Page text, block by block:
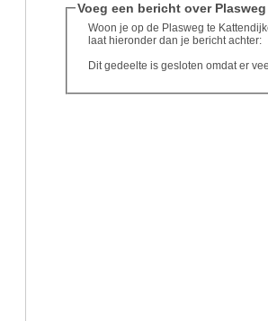
Voeg een bericht over
Woon je op de Plasweg te
laat hieronder dan je bericht achter:
Dit gedeelte is gesloten omdat er